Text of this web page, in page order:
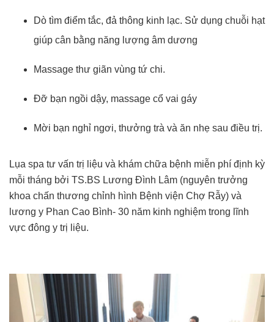
Dò tìm điểm tắc, đả thông kinh lạc. Sử dụng chuỗi hạt
giúp cân bằng năng lượng âm dương
Massage thư giãn vùng tứ chi.
Đỡ bạn ngồi dậy, massage cổ vai gáy
Mời bạn nghỉ ngơi, thưởng trà và ăn nhẹ sau điều trị.
Lụa spa tư vấn trị liệu và khám chữa bệnh miễn phí định kỳ
mỗi tháng bởi TS.BS Lương Đình Lâm (nguyên trưởng
khoa chấn thương chỉnh hình Bệnh viện Chợ Rẫy) và
lương y Phan Cao Bình- 30 năm kinh nghiệm trong lĩnh
vực đông y trị liệu.